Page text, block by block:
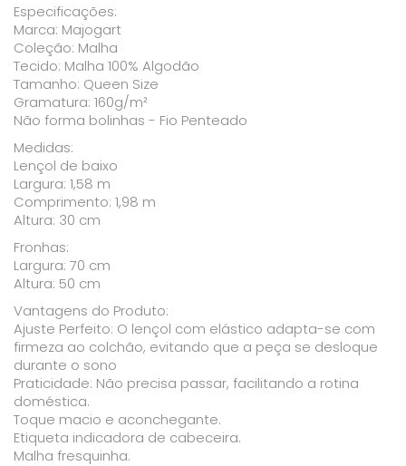
Especificações:
Marca: Majogart
Coleção: Malha
Tecido: Malha 100% Algodão
Tamanho: Queen Size
Gramatura: 160g/m²
Não forma bolinhas - Fio Penteado
Medidas:
Lençol de baixo
Largura: 1,58 m
Comprimento: 1,98 m
Altura: 30 cm
Fronhas:
Largura: 70 cm
Altura: 50 cm
Vantagens do Produto:
Ajuste Perfeito: O lençol com elástico adapta-se com
firmeza ao colchão, evitando que a peça se desloque
durante o sono
Praticidade: Não precisa passar, facilitando a rotina
doméstica.
Toque macio e aconchegante.
Etiqueta indicadora de cabeceira.
Malha fresquinha.